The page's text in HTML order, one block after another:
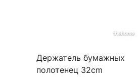
Держатель бумажных
полотенец 32cm